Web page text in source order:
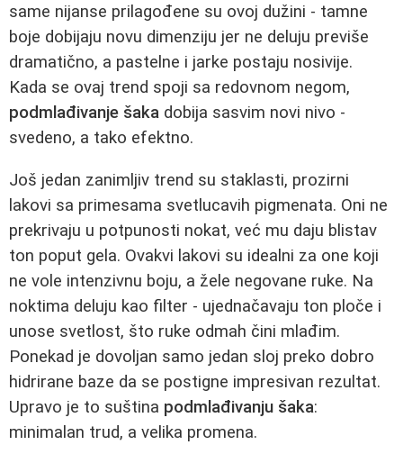
same nijanse prilagođene su ovoj dužini - tamne
boje dobijaju novu dimenziju jer ne deluju previše
dramatično, a pastelne i jarke postaju nosivije.
Kada se ovaj trend spoji sa redovnom negom,
podmlađivanje šaka dobija sasvim novi nivo -
svedeno, a tako efektno.
Još jedan zanimljiv trend su staklasti, prozirni
lakovi sa primesama svetlucavih pigmenata. Oni ne
prekrivaju u potpunosti nokat, već mu daju blistav
ton poput gela. Ovakvi lakovi su idealni za one koji
ne vole intenzivnu boju, a žele negovane ruke. Na
noktima deluju kao filter - ujednačavaju ton ploče i
unose svetlost, što ruke odmah čini mlađim.
Ponekad je dovoljan samo jedan sloj preko dobro
hidrirane baze da se postigne impresivan rezultat.
Upravo je to suština podmlađivanju šaka:
minimalan trud, a velika promena.